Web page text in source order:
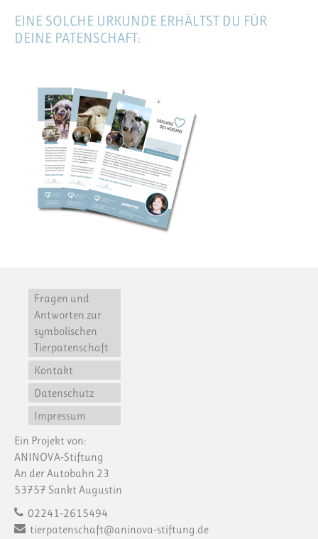
EINE SOLCHE URKUNDE ERHÄLTST DU FÜR
DEINE PATENSCHAFT:
Fragen und
Antworten zur
symbolischen
Tierpatenschaft
Kontakt
Datenschutz
Impressum
Ein Projekt von:
ANINOVA-Stiftung
An der Autobahn 23
53757 Sankt Augustin
02241-2615494
tierpatenschaft@aninova-stiftung.de